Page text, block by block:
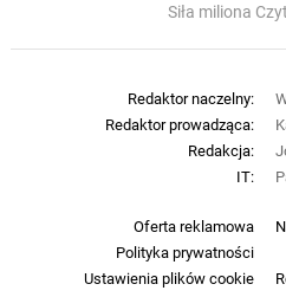
Siła miliona
Oferta reklamowa
Polityka prywatności
Ustawienia plików cookie
Redaktor naczelny:
Redaktor prowadząca:
Redakcja:
IT: